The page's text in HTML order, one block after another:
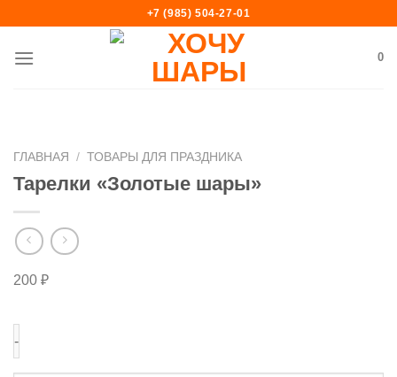
content
+7 (985) 504-27-01
0
ГЛАВНАЯ / ТОВАРЫ ДЛЯ ПРАЗДНИКА
Тарелки «Золотые шары»
200 ₽